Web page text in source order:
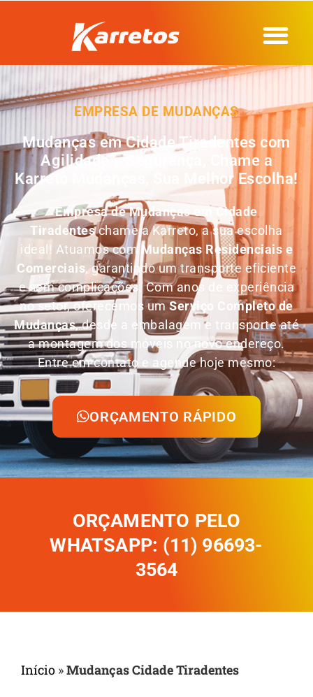
EMPRESA DE MUDANÇAS
Mudanças em Cidade Tiradentes com
Agilidade e Segurança, Chame a
Karreto Mudanças, Sua Melhor Escolha!
Empresa de Mudanças emCidade
Tiradenteschame a Karreto, a sua escolha
ideal! Atuamos comMudanças Residenciais e
Comerciais, garantindo um transporte eficiente
e sem complicações. Com anos de experiência
no setor, oferecemos umServiço Completo de
Mudanças, desde a embalagem e transporte até
a montagem dos móveis no novo endereço.
Entre em contato e agende hoje mesmo:
ORÇAMENTO RÁPIDO
ORÇAMENTO PELO
WHATSAPP: (11) 96693-
3564
Início »Mudanças Cidade Tiradentes